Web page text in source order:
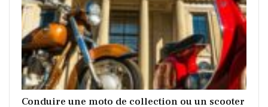
Conduire une moto de collection ou un scooter